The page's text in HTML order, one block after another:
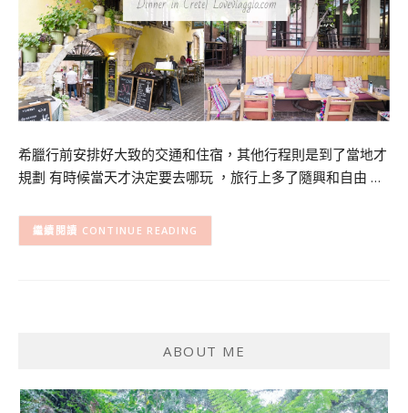
希臘行前安排好大致的交通和住宿，其他行程則是到了當地才
規劃 有時候當天才決定要去哪玩 ，旅行上多了隨興和自由 …
CONTINUE READING
ABOUT ME